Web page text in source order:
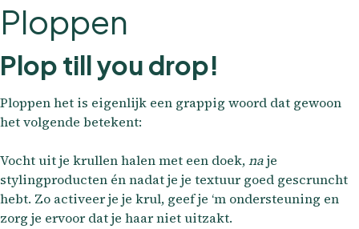
Ploppen
Plop till you drop!
Ploppen het is eigenlijk een grappig woord dat gewoon
het volgende betekent:
Vocht uit je krullen halen met een doek,naje
stylingproducten én nadat je je textuur goed gescruncht
hebt. Zo activeer je je krul, geef je ‘m ondersteuning en
zorg je ervoor dat je haar niet uitzakt.